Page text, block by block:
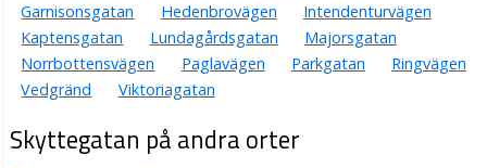
Garnisonsgatan
Hedenbrovägen
Intendenturvägen
Kaptensgatan
Lundagårdsgatan
Majorsgatan
Norrbottensvägen
Paglavägen Parkgatan
Ringvägen
Vedgränd
Viktoriagatan
Skyttegatan på andra orter